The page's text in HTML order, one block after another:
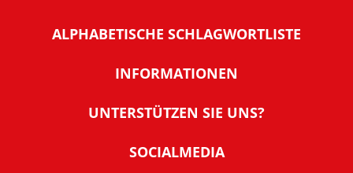
ALPHABETISCHE SCHLAGWORTLISTE
INFORMATIONEN
Warum NachDenkSeiten
Tipps zur Nutzung der NachDenkSeiten
UNTERSTÜTZEN SIE UNS?
SOCIALMEDIA